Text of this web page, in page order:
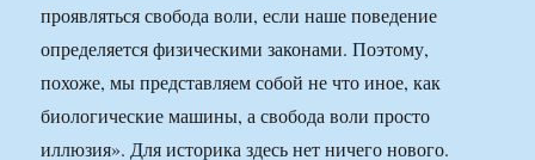
проявляться свобода воли, если наше поведение
определяется физическими законами. Поэтому,
похоже, мы представляем собой не что иное, как
биологические машины, а свобода воли просто
иллюзия». Для историка здесь нет ничего нового.